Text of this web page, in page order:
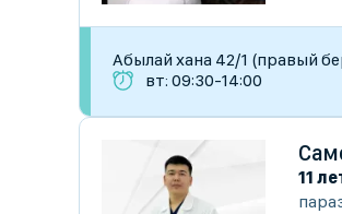
Абылай хана 42/1 (правый
вт: 09:30-14:00
11